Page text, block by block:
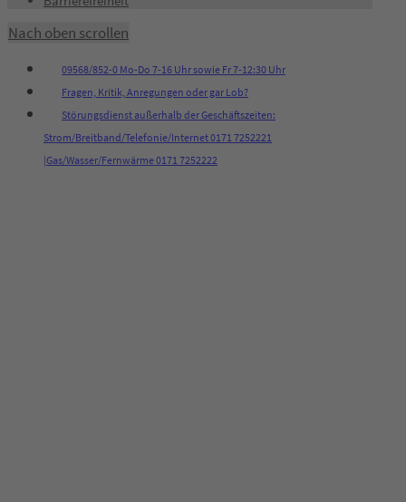
Nach oben scrollen
09568/852-0 Mo-Do 7-16 Uhr sowie Fr 7-12:30 Uhr
Fragen, Kritik, Anregungen oder gar Lob?
Störungsdienst außerhalb der Geschäftszeiten:
Strom/Breitband/Telefonie/Internet 0171 7252221
|Gas/Wasser/Fernwärme 0171 7252222